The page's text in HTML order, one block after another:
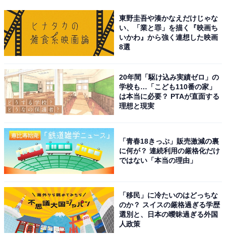
東野圭吾や湊かなえだけじゃな
い、「業と罪」を描く『映画ち
いかわ』から強く連想した映画
8選
20年間「駆け込み実績ゼロ」の
学校も…「こども110番の家」
は本当に必要？ PTAが直面する
理想と現実
「青春18きっぷ」販売激減の裏
に何が？ 連続利用の厳格化だけ
ではない「本当の理由」
「移民」に冷たいのはどっちな
のか？ スイスの厳格過ぎる学歴
選別と、日本の曖昧過ぎる外国
人政策